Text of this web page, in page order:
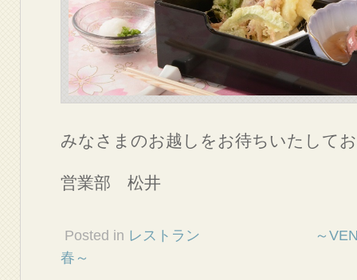
みなさまのお越しをお待ちいたして
営業部 松井
Posted in レストラン ～VENT
春～